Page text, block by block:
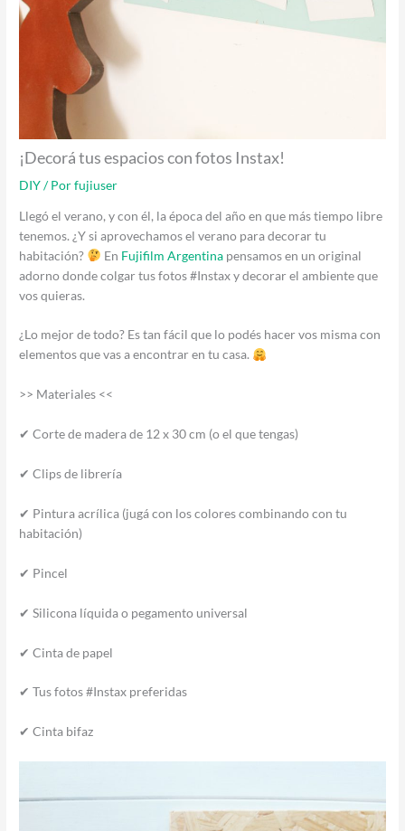
¡Decorá tus espacios con fotos Instax!
DIY/ Porfujiuser
Llegó el verano, y con él, la época del año en que más tiempo libre
tenemos. ¿Y si aprovechamos el verano para decorar tu
habitación?
En Fujifilm Argentinapensamos en un original
adorno donde colgar tus fotos #Instax y decorar el ambiente que
vos quieras.
¿Lo mejor de todo? Es tan fácil que lo podés hacer vos misma con
elementos que vas a encontrar en tu casa.
>> Materiales <<
✔ Corte de madera de 12 x 30 cm (o el que tengas)
✔ Clips de librería
✔ Pintura acrílica (jugá con los colores combinando con tu
habitación)
✔ Pincel
✔ Silicona líquida o pegamento universal
✔ Cinta de papel
✔ Tus fotos #Instax preferidas
✔ Cinta bifaz